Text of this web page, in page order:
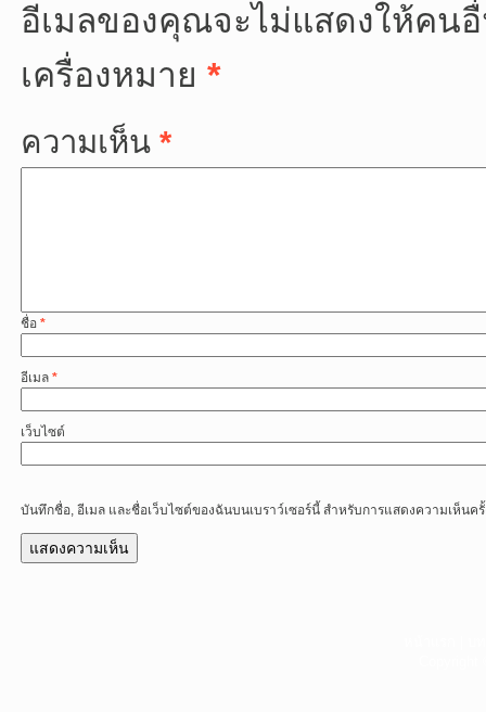
อีเมลของคุณจะไม่แสดงให้คน
เครื่องหมาย *
ความเห็น *
ชื่อ *
อีเมล *
เว็บไซต์
บันทึกชื่อ, อีเมล และชื่อเว็บไซต์ของฉันบนเบราว์เซอร์นี้ สำหรับการแสดงความเห็นค